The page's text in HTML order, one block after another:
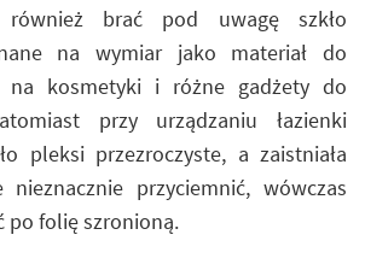
również brać pod uwagę szkło
na wymiar jako materiał do
na kosmetyki i różne gadżety do
przy urządzaniu łazienki
pleksi przezroczyste, a zaistniała
przyciemnić, wówczas
po folię szronioną.